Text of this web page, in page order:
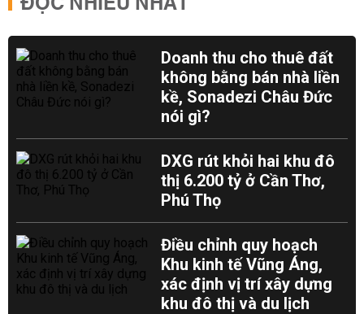
Doanh thu cho thuê đất
không bằng bán nhà liền
kề, Sonadezi Châu Đức
nói gì?
DXG rút khỏi hai khu đô
thị 6.200 tỷ ở Cần Thơ,
Phú Thọ
Điều chỉnh quy hoạch
Khu kinh tế Vũng Áng,
xác định vị trí xây dựng
khu đô thị và du lịch